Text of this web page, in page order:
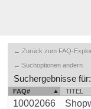
← Zurück zum FAQ-
← Suchoptionen ändern
Suchergebnisse für:
FAQ#
TITEL
10002066